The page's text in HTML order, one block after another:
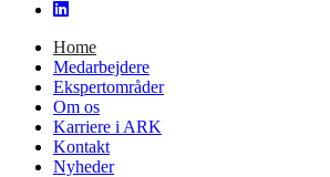
Home
Medarbejdere
Ekspertområder
Om os
Karriere i ARK
Kontakt
Nyheder